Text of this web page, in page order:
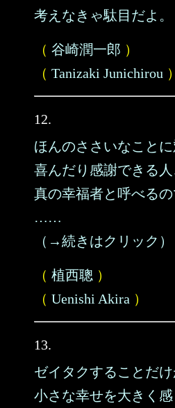
考えなきゃ駄目だよ。
（ 谷崎潤一郎 ）
（ Tanizaki Junichirou ）
12.
ほんのささいなことに
喜んだり感謝できる人
真の幸福者と呼べるの
……
（→続きはクリック）
（ 植西聰 ）
（ Uenishi Akira ）
13.
ゼイタクすることだけ
小さな幸せを大きく